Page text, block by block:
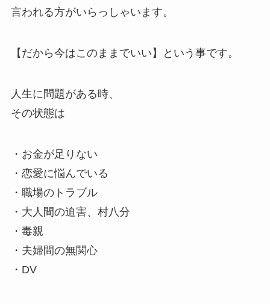
言われる方がいらっしゃいます。
【だから今はこのままでいい】という事です。
人生に問題がある時、
その状態は
・お金が足りない
・恋愛に悩んでいる
・職場のトラブル
・大人間の迫害、村八分
・毒親
・夫婦間の無関心
・DV